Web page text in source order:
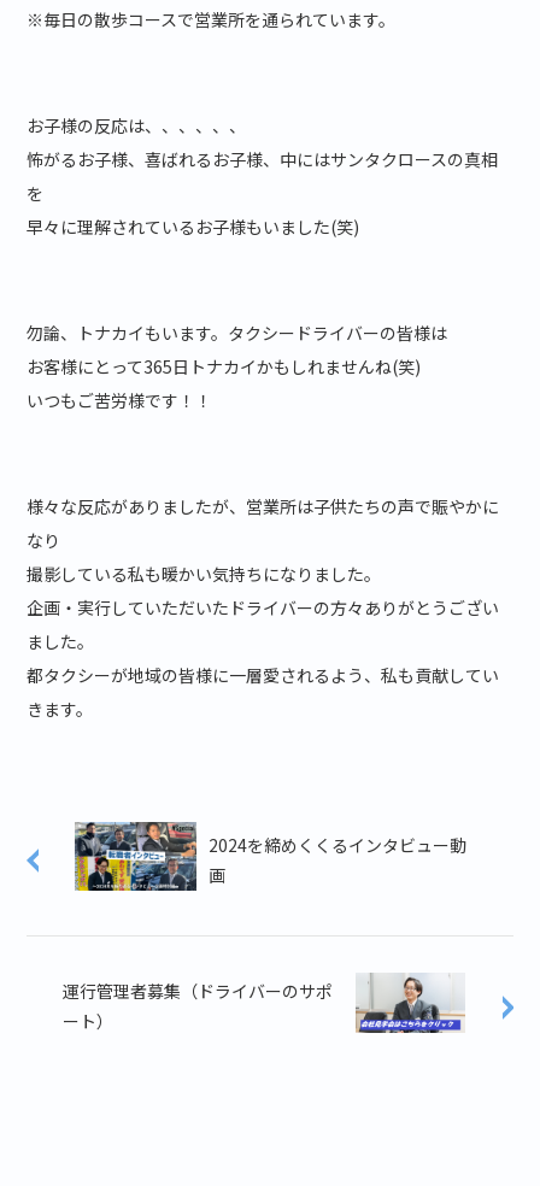
※毎日の散歩コースで営業所を通られています。
お子様の反応は、、、、、、
怖がるお子様、喜ばれるお子様、中にはサンタクロースの真相
を
早々に理解されているお子様もいました(笑)
勿論、トナカイもいます。タクシードライバーの皆様は
お客様にとって365日トナカイかもしれませんね(笑)
いつもご苦労様です！！
様々な反応がありましたが、営業所は子供たちの声で賑やかに
なり
撮影している私も暖かい気持ちになりました。
企画・実行していただいたドライバーの方々ありがとうござい
ました。
都タクシーが地域の皆様に一層愛されるよう、私も貢献してい
きます。
2024を締めくくるインタビュー動
画
運行管理者募集（ドライバーのサポ
ート）